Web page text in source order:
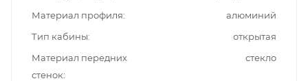
Материал профиля
алюминий
Тип кабины
открытая
Материал передних
стенок
стекло